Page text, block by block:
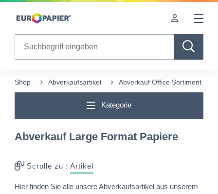
Table Of Content
Shop Abverkaufsartikel Abverkauf Office Sortiment
Kategorie
Abverkauf Large Format Papiere
Scrolle zu : Artikel
Hier finden Sie alle unsere Abverkaufsartikel aus unserem